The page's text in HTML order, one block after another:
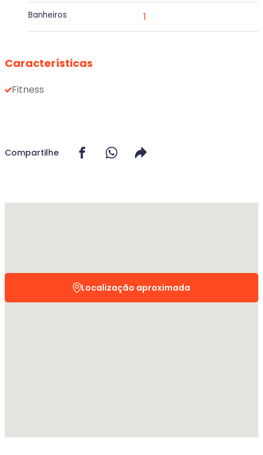
Banheiros 1
Características
Fitness
Compartilhe
Localização aproximada